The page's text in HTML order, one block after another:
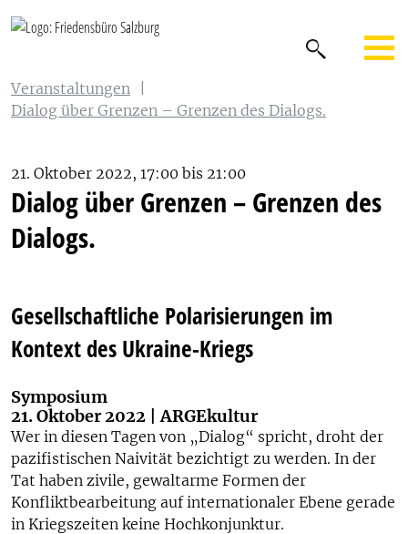
Veranstaltungen
Dialog über Grenzen – Grenzen des Dialogs.
21. Oktober 2022, 17:00 bis 21:00
Dialog über Grenzen – Grenzen des
Dialogs.
Gesellschaftliche Polarisierungen im
Kontext des Ukraine-Kriegs
Symposium
21. Oktober 2022 | ARGEkultur
Wer in diesen Tagen von „Dialog“ spricht, droht der
pazifistischen Naivität bezichtigt zu werden. In der
Tat haben zivile, gewaltarme Formen der
Konfliktbearbeitung auf internationaler Ebene gerade
in Kriegszeiten keine Hochkonjunktur.